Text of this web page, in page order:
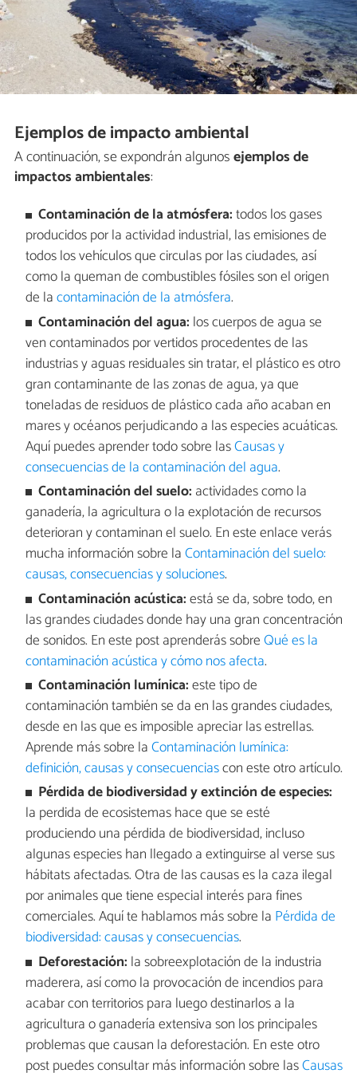
Ejemplos de impacto ambiental
A continuación, se expondrán algunosejemplos de
impactos ambientales:
Contaminación de la atmósfera:todos los gases
producidos por la actividad industrial, las emisiones de
todos los vehículos que circulas por las ciudades, así
como la queman de combustibles fósiles son el origen
de lacontaminación de la atmósfera.
Contaminación del agua: los cuerpos de agua se
ven contaminados por vertidos procedentes de las
industrias y aguas residuales sin tratar, el plástico es otro
gran contaminante de las zonas de agua, ya que
toneladas de residuos de plástico cada año acaban en
mares y océanos perjudicando a las especies acuáticas.
Aquí puedes aprender todo sobre lasCausas y
consecuencias de la contaminación del agua.
Contaminación del suelo: actividades como la
ganadería, la agricultura o la explotación de recursos
deterioran y contaminan el suelo. En este enlace verás
mucha información sobre laContaminación del suelo:
causas, consecuencias y soluciones.
Contaminación acústica:está se da, sobre todo, en
las grandes ciudades donde hay una gran concentración
de sonidos. En este post aprenderás sobreQué es la
contaminación acústica y cómo nos afecta.
Contaminación lumínica:este tipo de
contaminación también se da en las grandes ciudades,
desde en las que es imposible apreciar las estrellas.
Aprende más sobre laContaminación lumínica:
definición, causas y consecuenciascon este otro artículo.
Pérdida de biodiversidad y extinción de especies:
la perdida de ecosistemas hace que se esté
produciendo una pérdida de biodiversidad, incluso
algunas especies han llegado a extinguirse al verse sus
hábitats afectadas. Otra de las causas es la caza ilegal
por animales que tiene especial interés para fines
comerciales. Aquí te hablamos más sobre la Pérdida de
biodiversidad: causas y consecuencias.
Deforestación: la sobreexplotación de la industria
maderera, así como la provocación de incendios para
acabar con territorios para luego destinarlos a la
agricultura o ganadería extensiva son los principales
problemas que causan la deforestación. En este otro
post puedes consultar más información sobre lasCausas